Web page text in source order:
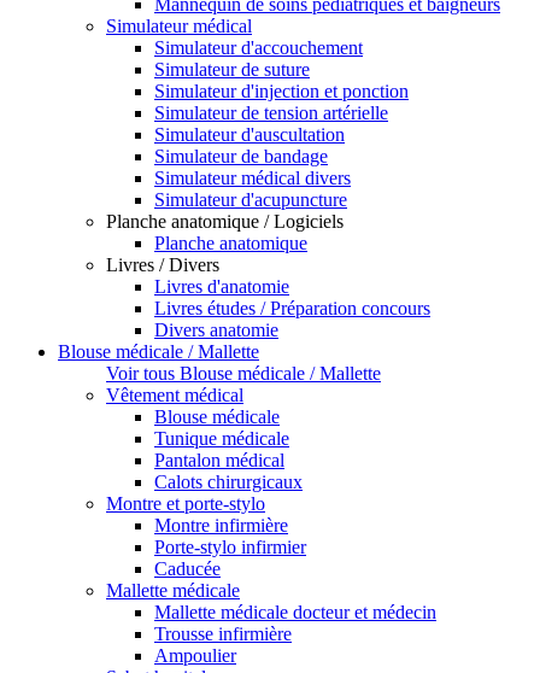
Mannequin de soins pédiatriques et baigneurs
Simulateur médical
Simulateur d'accouchement
Simulateur de suture
Simulateur d'injection et ponction
Simulateur de tension artérielle
Simulateur d'auscultation
Simulateur de bandage
Simulateur médical divers
Simulateur d'acupuncture
Planche anatomique / Logiciels
Planche anatomique
Livres / Divers
Livres d'anatomie
Livres études / Préparation concours
Divers anatomie
Blouse médicale / Mallette
Voir tous Blouse médicale / Mallette
Vêtement médical
Blouse médicale
Tunique médicale
Pantalon médical
Calots chirurgicaux
Montre et porte-stylo
Montre infirmière
Porte-stylo infirmier
Caducée
Mallette médicale
Mallette médicale docteur et médecin
Trousse infirmière
Ampoulier